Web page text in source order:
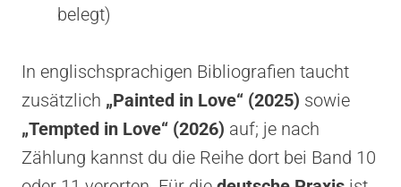
belegt)
In englischsprachigen Bibliografien taucht
zusätzlich „Painted in Love“ (2025) sowie
„Tempted in Love“ (2026) auf; je nach
Zählung kannst du die Reihe dort bei Band 10